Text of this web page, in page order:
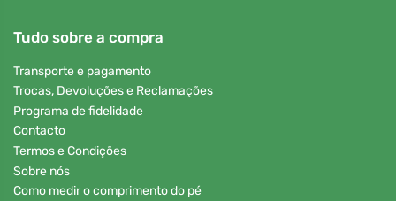
Tudo sobre a compra
Transporte e pagamento
Trocas, Devoluções e Reclamações
Programa de fidelidade
Contacto
Termos e Condições
Sobre nós
Como medir o comprimento do pé